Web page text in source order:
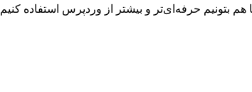
بتونیم حرفه‌ای‌تر و بیشتر از وردپرس استفاده